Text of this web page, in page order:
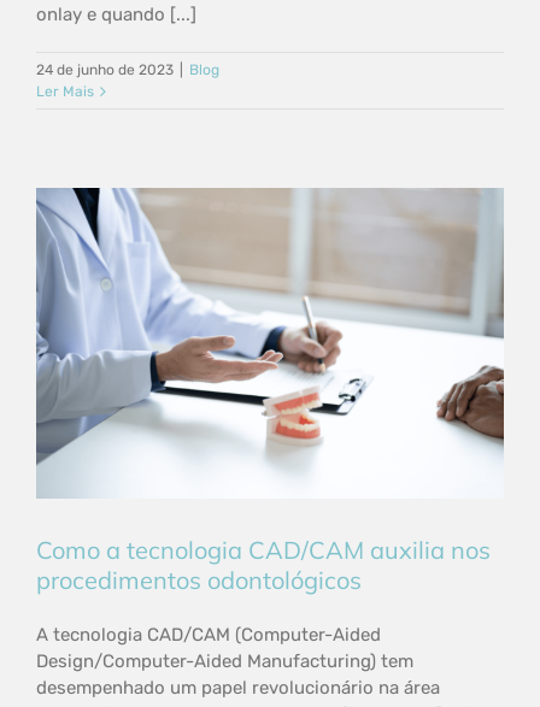
onlay e quando [...]
24 de junho de 2023
Blog
Ler Mais
Como a tecnologia CAD/CAM auxilia nos
procedimentos odontológicos
A tecnologia CAD/CAM (Computer-Aided
Design/Computer-Aided Manufacturing) tem
desempenhado um papel revolucionário na área